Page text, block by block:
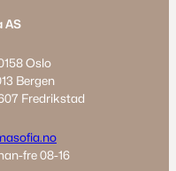
k
d
I
AS
Oslo
Bergen
Fredrikstad
fre 08-16